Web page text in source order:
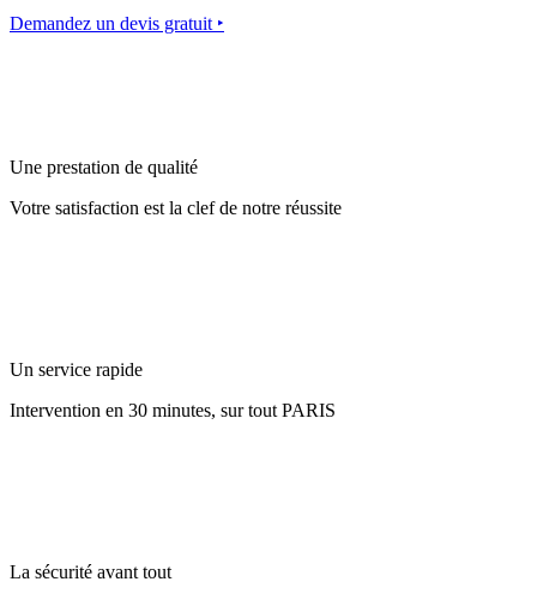
Demandez un devis gratuit ‣
Une prestation de qualité
Votre satisfaction est la clef de notre réussite
Un service rapide
Intervention en 30 minutes, sur tout PARIS
La sécurité avant tout